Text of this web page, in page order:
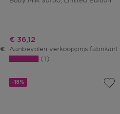
€ 64,55
Kortingsprijs
€ 36,12
Aanbevolen verkoopprijs fabrikant
1
-18%